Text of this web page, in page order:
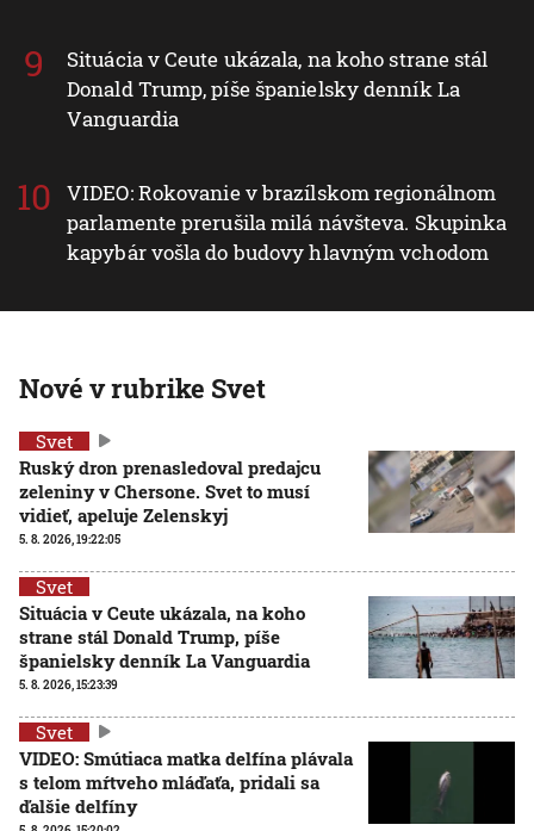
Situácia v Ceute ukázala, na koho strane stál
Donald Trump, píše španielsky denník La
Vanguardia
VIDEO: Rokovanie v brazílskom regionálnom
parlamente prerušila milá návšteva. Skupinka
kapybár vošla do budovy hlavným vchodom
Nové v rubrike Svet
Svet
Ruský dron prenasledoval predajcu
zeleniny v Chersone. Svet to musí
vidieť, apeluje Zelenskyj
5. 8. 2026, 19:22:05
Svet
Situácia v Ceute ukázala, na koho
strane stál Donald Trump, píše
španielsky denník La Vanguardia
5. 8. 2026, 15:23:39
Svet
VIDEO: Smútiaca matka delfína plávala
s telom mŕtveho mláďaťa, pridali sa
ďalšie delfíny